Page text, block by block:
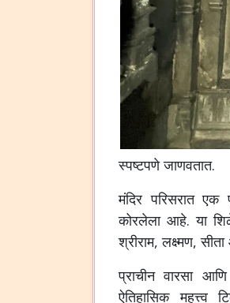
स्पष्टपणे जाणवतात.
मंदिर परिसरात एक
कोरलेला आहे. या
श्रीराम, लक्ष्मण,
प्राचीन वारसा
ऐतिहासिक महत्त्व